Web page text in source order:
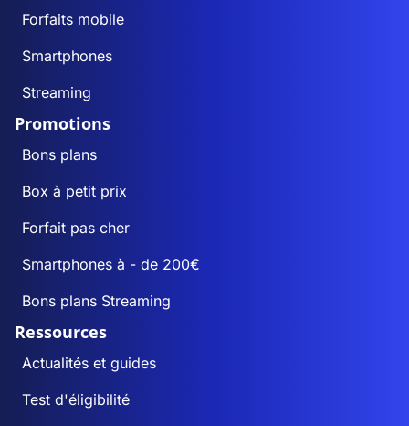
Forfaits mobile
Smartphones
Streaming
Promotions
Bons plans
Box à petit prix
Forfait pas cher
Smartphones à - de 200€
Bons plans Streaming
Ressources
Actualités et guides
Test d'éligibilité